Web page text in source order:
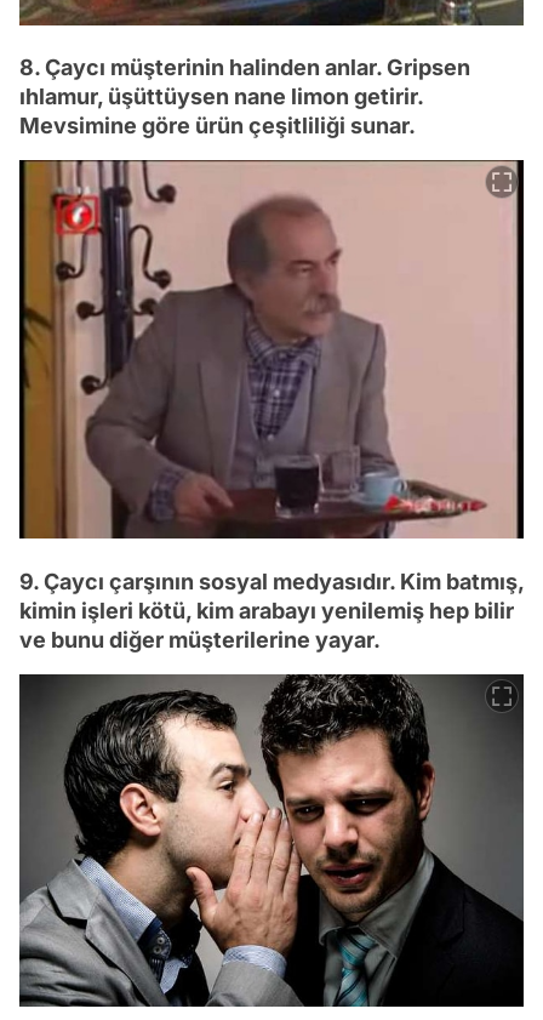
8. Çaycı müşterinin halinden anlar. Gripsen
ıhlamur, üşüttüysen nane limon getirir.
Mevsimine göre ürün çeşitliliği sunar.
9. Çaycı çarşının sosyal medyasıdır. Kim batmış,
kimin işleri kötü, kim arabayı yenilemiş hep bilir
ve bunu diğer müşterilerine yayar.